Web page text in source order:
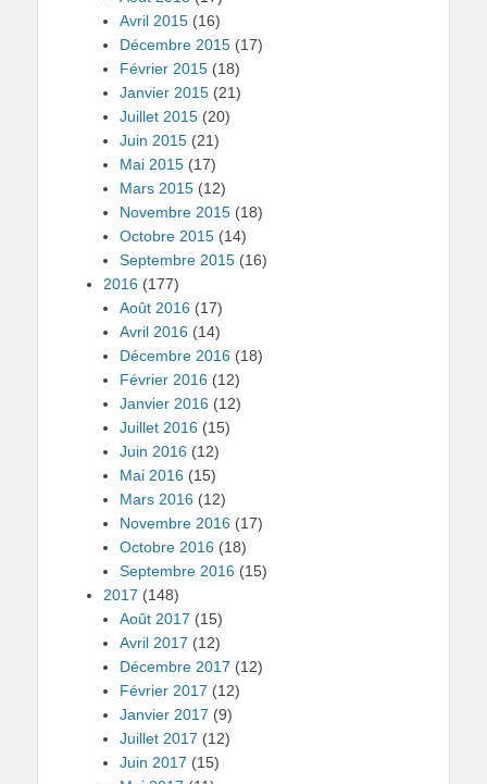
Avril 2015 (16)
Décembre 2015 (17)
Février 2015 (18)
Janvier 2015 (21)
Juillet 2015 (20)
Juin 2015 (21)
Mai 2015 (17)
Mars 2015 (12)
Novembre 2015 (18)
Octobre 2015 (14)
Septembre 2015 (16)
2016 (177)
Août 2016 (17)
Avril 2016 (14)
Décembre 2016 (18)
Février 2016 (12)
Janvier 2016 (12)
Juillet 2016 (15)
Juin 2016 (12)
Mai 2016 (15)
Mars 2016 (12)
Novembre 2016 (17)
Octobre 2016 (18)
Septembre 2016 (15)
2017 (148)
Août 2017 (15)
Avril 2017 (12)
Décembre 2017 (12)
Février 2017 (12)
Janvier 2017 (9)
Juillet 2017 (12)
Juin 2017 (15)